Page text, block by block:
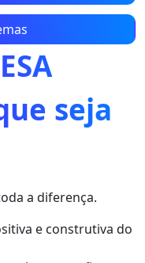
seja
a diferença.
e construtiva do